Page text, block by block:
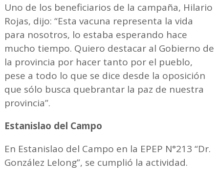
Uno de los beneficiarios de la campaña, Hilario
Rojas, dijo: “Esta vacuna representa la vida
para nosotros, lo estaba esperando hace
mucho tiempo. Quiero destacar al Gobierno de
la provincia por hacer tanto por el pueblo,
pese a todo lo que se dice desde la oposición
que sólo busca quebrantar la paz de nuestra
provincia”.
Estanislao del Campo
En Estanislao del Campo en la EPEP N°213 “Dr.
González Lelong”, se cumplió la actividad.